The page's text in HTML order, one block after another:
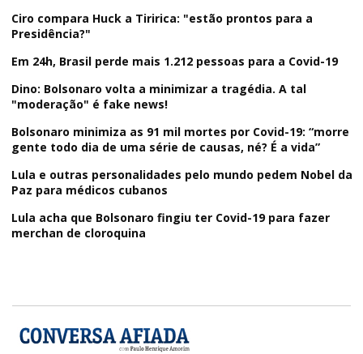
Ciro compara Huck a Tiririca: "estão prontos para a
Presidência?"
Em 24h, Brasil perde mais 1.212 pessoas para a Covid-19
Dino: Bolsonaro volta a minimizar a tragédia. A tal
"moderação" é fake news!
Bolsonaro minimiza as 91 mil mortes por Covid-19: “morre
gente todo dia de uma série de causas, né? É a vida”
Lula e outras personalidades pelo mundo pedem Nobel da
Paz para médicos cubanos
Lula acha que Bolsonaro fingiu ter Covid-19 para fazer
merchan de cloroquina